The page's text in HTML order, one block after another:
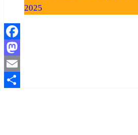
2025
Facebook
Mastodon
Email